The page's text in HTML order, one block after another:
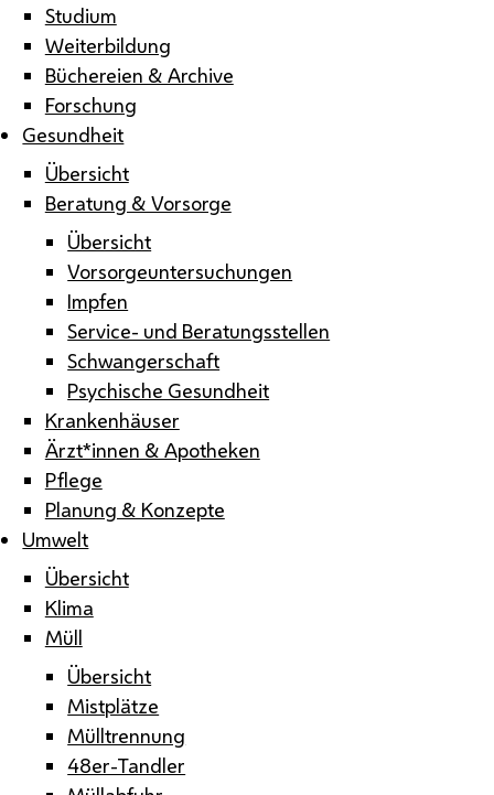
Studium
Weiterbildung
Büchereien & Archive
Forschung
Gesundheit
Übersicht
Beratung & Vorsorge
Übersicht
Vorsorgeuntersuchungen
Impfen
Service- und Beratungsstellen
Schwangerschaft
Psychische Gesundheit
Krankenhäuser
Ärzt*innen & Apotheken
Pflege
Planung & Konzepte
Umwelt
Übersicht
Klima
Müll
Übersicht
Mistplätze
Mülltrennung
48er-Tandler